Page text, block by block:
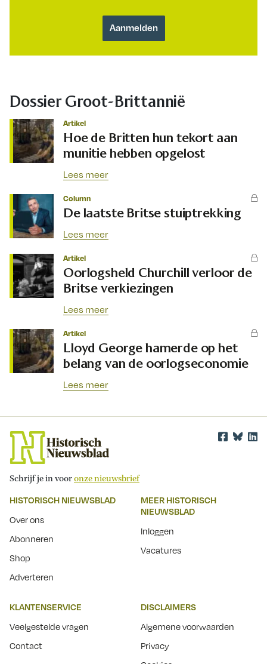
Dossier Groot-Brittannië
Artikel
Hoe de Britten hun tekort aan
munitie hebben opgelost
Lees meer
Column
De laatste Britse stuiptrekking
Lees meer
Artikel
Oorlogsheld Churchill verloor de
Britse verkiezingen
Lees meer
Artikel
Lloyd George hamerde op het
belang van de oorlogseconomie
Lees meer
Schrijf je in vooronze nieuwsbrief
HISTORISCH NIEUWSBLAD
Over ons
Abonneren
Shop
Adverteren
MEER HISTORISCH
NIEUWSBLAD
Inloggen
Vacatures
KLANTENSERVICE
Veelgestelde vragen
Contact
DISCLAIMERS
Algemene voorwaarden
Privacy